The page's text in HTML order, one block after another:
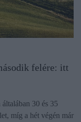
felére: itt
30 és 35
míg a hét végén már